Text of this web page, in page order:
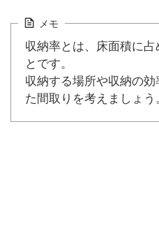
メモ
収納率とは、床面積に
とです。
収納する場所や収納の
た間取りを考えましょう